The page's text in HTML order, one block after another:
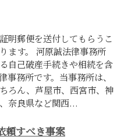
明郵便を送付してもらうこ
ます。 河原誠法律事務所
自己破産手続きや相続を含
務所です。当事務所は、
ろん、芦屋市、西宮市、神
奈良県など関西...
頼すべき事案